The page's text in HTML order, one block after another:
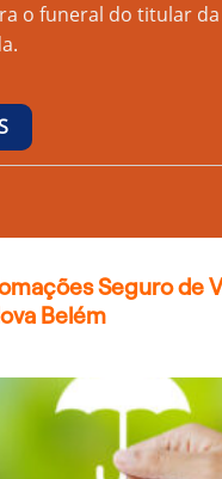
o funeral do titular
Seguro de
Belém